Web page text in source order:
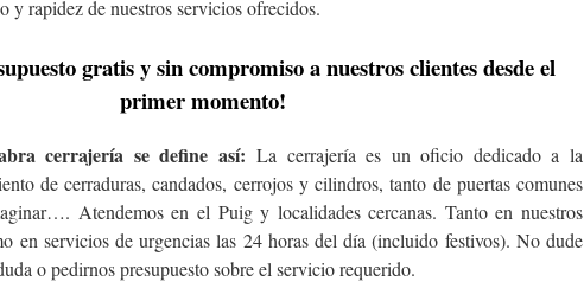
y rapidez de nuestros servicios ofrecidos.
gratis y sin compromiso a nuestros clientes desde el
primer momento!
cerrajería se define así: La cerrajería es un oficio dedicado a la
de cerraduras, candados, cerrojos y cilindros, tanto de puertas comunes
Atendemos en el Puig y localidades cercanas. Tanto en nuestros
en servicios de urgencias las 24 horas del día (incluido festivos). No dude
o pedirnos presupuesto sobre el servicio requerido.